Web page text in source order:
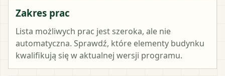
Zakres prac
Lista możliwych prac jest szeroka, ale nie
automatyczna. Sprawdź, które elementy budynku
kwalifikują się w aktualnej wersji programu.